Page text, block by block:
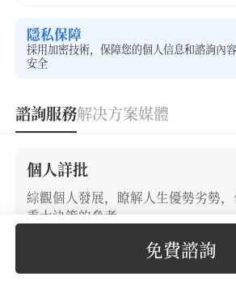
隱私保障
採用加密技術，保障您的個人信息和諮詢內容
安全
諮詢服務解决方案媒體
個人詳批
綜觀個人發展，瞭解人生優勢劣勢
重大決策的參考
免費諮詢